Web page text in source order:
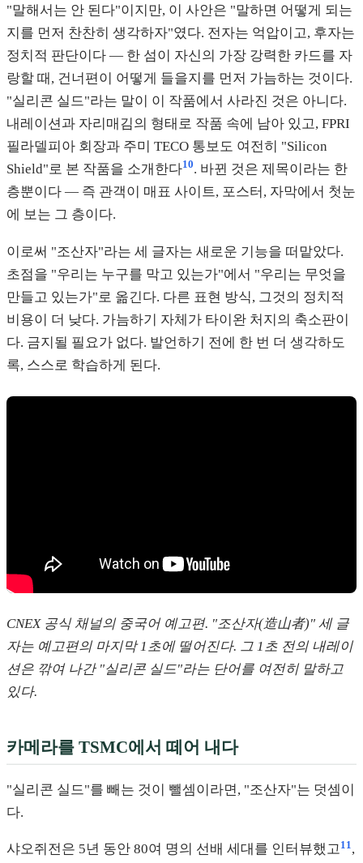
"말해서는 안 된다"이지만, 이 사안은 "말하면 어떻게 되는
지를 먼저 찬찬히 생각하자"였다. 전자는 억압이고, 후자는
정치적 판단이다 — 한 섬이 자신의 가장 강력한 카드를 자
랑할 때, 건너편이 어떻게 들을지를 먼저 가늠하는 것이다.
"실리콘 실드"라는 말이 이 작품에서 사라진 것은 아니다.
내레이션과 자리매김의 형태로 작품 속에 남아 있고, FPRI
필라델피아 회장과 주미 TECO 통보도 여전히 "Silicon
Shield"로 본 작품을 소개한다10. 바뀐 것은 제목이라는 한
층뿐이다 — 즉 관객이 매표 사이트, 포스터, 자막에서 첫눈
에 보는 그 층이다.
이로써 "조산자"라는 세 글자는 새로운 기능을 떠맡았다.
초점을 "우리는 누구를 막고 있는가"에서 "우리는 무엇을
만들고 있는가"로 옮긴다. 다른 표현 방식, 그것의 정치적
비용이 더 낮다. 가늠하기 자체가 타이완 처지의 축소판이
다. 금지될 필요가 없다. 발언하기 전에 한 번 더 생각하도
록, 스스로 학습하게 된다.
CNEX 공식 채널의 중국어 예고편. "조산자(造山者)" 세 글
자는 예고편의 마지막 1초에 떨어진다. 그 1초 전의 내레이
션은 깎여 나간 "실리콘 실드"라는 단어를 여전히 말하고
있다.
카메라를 TSMC에서 떼어 내다
"실리콘 실드"를 빼는 것이 뺄셈이라면, "조산자"는 덧셈이
다.
샤오쥐전은 5년 동안 80여 명의 선배 세대를 인터뷰했고11,